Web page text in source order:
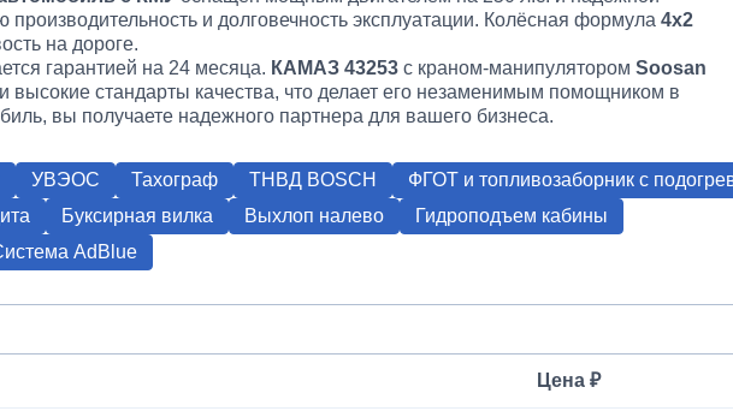
производительность и долговечность эксплуатации. Колёсная формула 4х2
на дороге.
гарантией на 24 месяца. КАМАЗ 43253 с краном-манипулятором Soosan
высокие стандарты качества, что делает его незаменимым помощником в
вы получаете надежного партнера для вашего бизнеса.
УВЭОС Тахограф ТНВД BOSCH ФГОТ и топливозаборник с
Буксирная вилка Выхлоп налево
Гидроподъем кабины
AdBlue
Цена